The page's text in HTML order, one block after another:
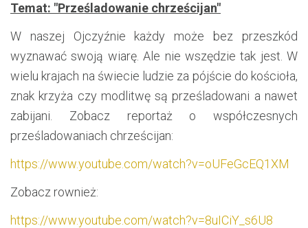
Temat: "Prześladowanie chrześcijan"
W naszej Ojczyźnie każdy może bez przeszkód
wyznawać swoją wiarę. Ale nie wszędzie tak jest. W
wielu krajach na świecie ludzie za pójście do kościoła,
znak krzyża czy modlitwę są prześladowani a nawet
zabijani. Zobacz reportaż o współczesnych
prześladowaniach chrześcijan:
https://www.youtube.com/watch?v=oUFeGcEQ1XM
Zobacz rownież:
https://www.youtube.com/watch?v=8uICiY_s6U8